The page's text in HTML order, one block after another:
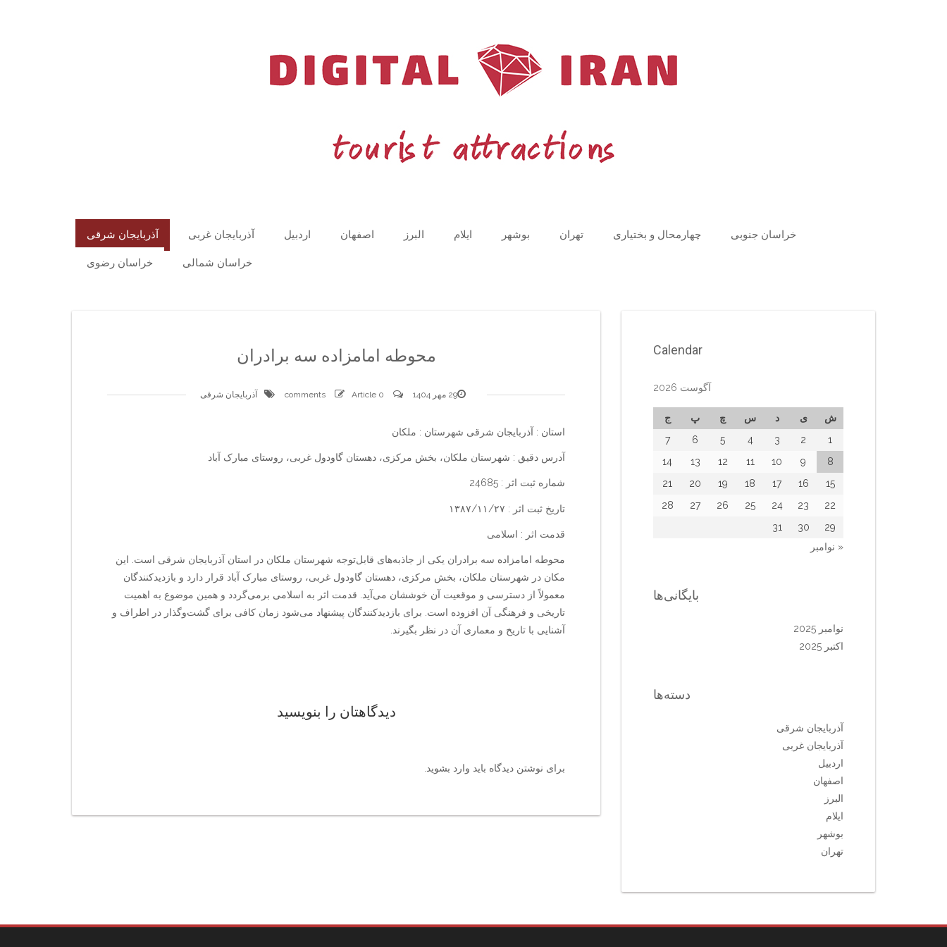
آذربایجان شرقی آذربایجان غربی اردبیل اصفهان البرز ایلام بوشهر تهران چهارمحال و بختیاری خراسان جنوبی
خراسان رضوی خراسان شمالی
محوطه امامزاده سه برادران
29 مهر 1404 0 comments
Article آذربایجان شرقی
استان : آذربایجان شرقی شهرستان : ملکان
آدرس دقیق : شهرستان ملکان، بخش مرکزی، دهستان گاودول غربی، روستای مبارک آباد
شماره ثبت اثر : 24685
تاریخ ثبت اثر : ۱۳۸۷/۱۱/۲۷
قدمت اثر : اسلامی
محوطه امامزاده سه برادران یکی از جاذبه‌های قابل‌توجه شهرستان ملکان در استان آذربایجان شرقی است. این
مکان در شهرستان ملکان، بخش مرکزی، دهستان گاودول غربی، روستای مبارک آباد قرار دارد و بازدیدکنندگان
معمولاً از دسترسی و موقعیت آن خوششان می‌آید. قدمت اثر به اسلامی برمی‌گردد و همین موضوع به اهمیت
تاریخی و فرهنگی آن افزوده است. برای بازدیدکنندگان پیشنهاد می‌شود زمان کافی برای گشت‌وگذار در اطراف و
آشنایی با تاریخ و معماری آن در نظر بگیرند.
دیدگاهتان را بنویسید
برای نوشتن دیدگاه باید وارد بشوید
Calendar
آگوست 2026
ش ی د س چ پ
ج
1
2
3
4
5
6
7
8
9
10
11
12
13
14
15
16
17
18
19
20
21
22
23
24
25
26
27
28
29
30
31
« نوامبر
بایگانی‌ها
نوامبر 2025
اکتبر 2025
دسته‌ها
آذربایجان شرقی
آذربایجان غربی
اردبیل
اصفهان
البرز
ایلام
بوشهر
تهران